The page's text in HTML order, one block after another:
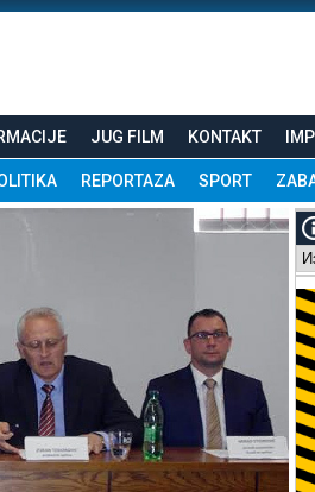
JUG FILM KONTAKT
REPORTAZA SPORT